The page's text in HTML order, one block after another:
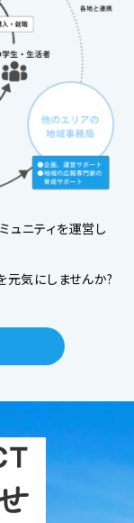
ュニティを運営し
元気にしませんか?